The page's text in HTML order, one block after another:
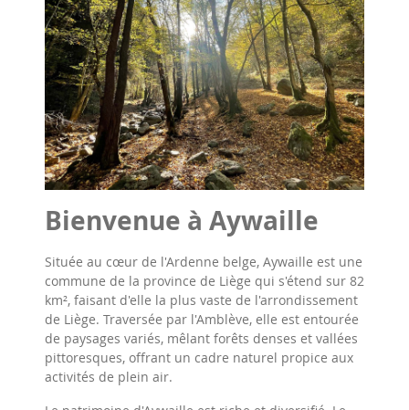
Bienvenue à Aywaille
Située au cœur de l'Ardenne belge, Aywaille est une
commune de la province de Liège qui s'étend sur 82
km², faisant d'elle la plus vaste de l'arrondissement
de Liège. Traversée par l'Amblève, elle est entourée
de paysages variés, mêlant forêts denses et vallées
pittoresques, offrant un cadre naturel propice aux
activités de plein air.